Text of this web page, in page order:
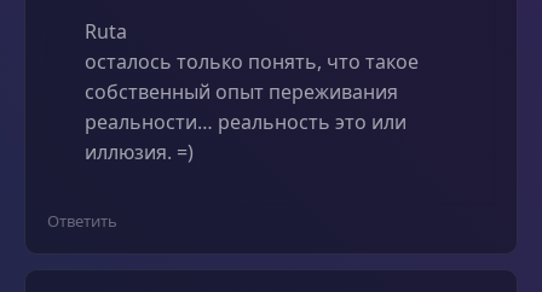
Ruta
осталось только понять, что такое
собственный опыт переживания
реальности… реальность это или
иллюзия. =)
Ответить